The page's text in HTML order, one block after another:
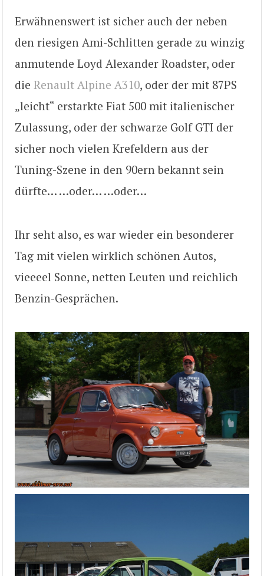
Erwähnenswert ist sicher auch der neben
den riesigen Ami-Schlitten gerade zu winzig
anmutende Loyd Alexander Roadster, oder
die Renault Alpine A310, oder der mit 87PS
„leicht“ erstarkte Fiat 500 mit italienischer
Zulassung, oder der schwarze Golf GTI der
sicher noch vielen Krefeldern aus der
Tuning-Szene in den 90ern bekannt sein
dürfte… …oder… …oder…
Ihr seht also, es war wieder ein besonderer
Tag mit vielen wirklich schönen Autos,
vieeeel Sonne, netten Leuten und reichlich
Benzin-Gesprächen.